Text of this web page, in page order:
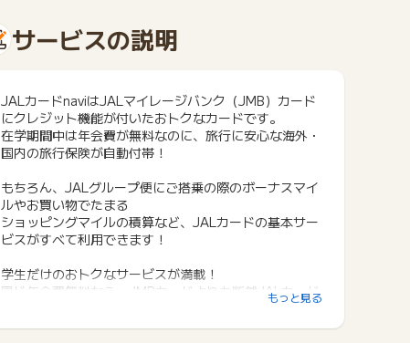
サービスの説明
JALカードnaviはJALマイレージバンク（JMB）カード
にクレジット機能が付いたおトクなカードです。
在学期間中は年会費が無料なのに、旅行に安心な海外・
国内の旅行保険が自動付帯！
もちろん、JALグループ便にご搭乗の際のボーナスマイ
ルやお買い物でたまる
ショッピングマイルの積算など、JALカードの基本サー
ビスがすべて利用できます！
学生だけのおトクなサービスが満載！
同じ年会費無料なら、JMBカードよりも断然JALカード
もっと見る